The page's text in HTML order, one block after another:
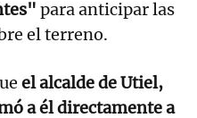
para anticipar las
el terreno.
el alcalde de Utiel,
a él directamente a